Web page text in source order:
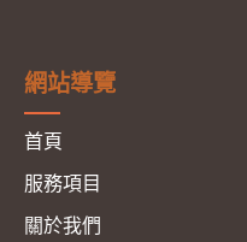
網站導覽
首頁
服務項目
關於我們